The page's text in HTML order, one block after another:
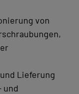
von
Lieferung
und